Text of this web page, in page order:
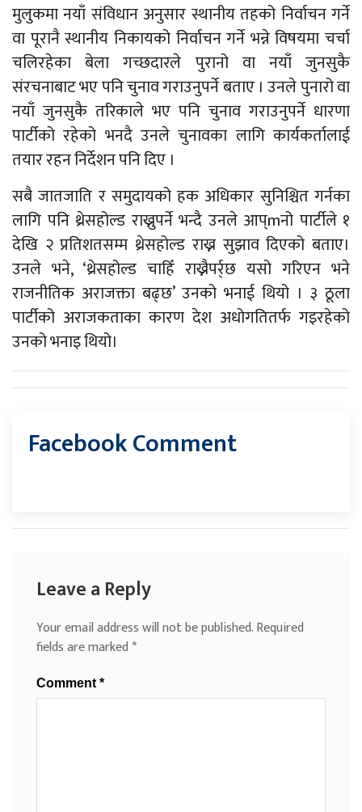
मुलुकमा नयाँ संविधान अनुसार स्थानीय तहको निर्वाचन गर्ने
वा पूरानै स्थानीय निकायको निर्वाचन गर्ने भन्ने विषयमा चर्चा
चलिरहेका बेला गच्छदारले पुरानो वा नयाँ जुनसुकै
संरचनाबाट भए पनि चुनाव गराउनुपर्ने बताए । उनले पुनारो वा
नयाँ जुनसुकै तरिकाले भए पनि चुनाव गराउनुपर्ने धारणा
पार्टीको रहेको भनदै उनले चुनावका लागि कार्यकर्तालाई
तयार रहन निर्देशन पनि दिए ।
सबै जातजाति र समुदायको हक अधिकार सुनिश्चित गर्नका
लागि पनि थ्रेसहोल्ड राख्नुपर्ने भन्दै उनले आप्mनो पार्टीले १
देखि २ प्रतिशतसम्म थ्रेसहोल्ड राख्न सुझाव दिएको बताए।
उनले भने, ‘थ्रेसहोल्ड चाहिँ राख्नैपर्र्छ यसो गरिएन भने
राजनीतिक अराजक्ता बढ्छ’ उनको भनाई थियो । ३ ठूला
पार्टीको अराजकताका कारण देश अधोगतितर्फ गइरहेको
उनको भनाइ थियो।
Facebook Comment
Leave a Reply
Your email address will not be published.Required
fields are marked*
Comment *